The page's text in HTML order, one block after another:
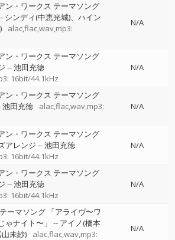
ン・ワークス テーマソング
シンディ(中恵光城)、ハイン
alac,flac,wav,mp3:
N/A
ン・ワークス テーマソング
--池田充徳
16bit/44.1kHz
N/A
ン・ワークス テーマソング
池田充徳
alac,flac,wav,mp3:
N/A
ン・ワークス テーマソング
アレンジ --池田充徳
16bit/44.1kHz
N/A
ン・ワークス テーマソング
--池田充徳
16bit/44.1kHz
N/A
ーマソング 「アライヴ〜ワ
ゃナイト〜」 -- アイノ(橋本
未紗)
alac,flac,wav,mp3:
N/A